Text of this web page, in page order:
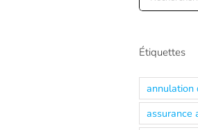
Étiquettes
annulation
assurance